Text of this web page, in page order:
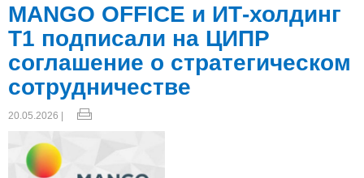
MANGO OFFICE и ИТ-холдинг
Т1 подписали на ЦИПР
соглашение о стратегическом
сотрудничестве
20.05.2026 |